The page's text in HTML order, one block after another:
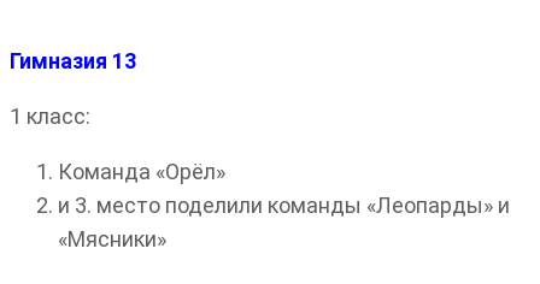
Гимназия 13
1 класс:
Команда «Орёл»
и 3. место поделили команды «Леопарды» и
«Мясники»